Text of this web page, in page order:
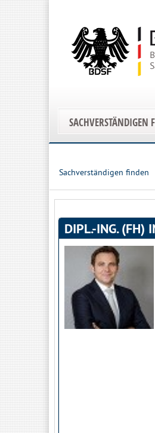
SACHVERSTÄNDIGEN
Sachverständigen finden
DIPL.-ING. (FH)